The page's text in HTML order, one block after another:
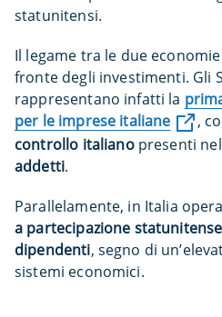
statunitensi.
Il legame tra le due
fronte degli investimenti. Gli
rappresentano infatti la
per le imprese italiane
,
controllo italianopresenti
addetti.
Parallelamente, in Italia
a partecipazione statunitense
dipendenti, segno di
sistemi economici.